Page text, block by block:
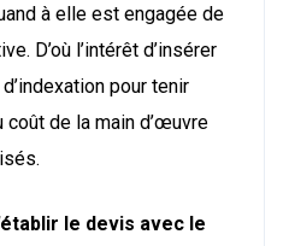
à elle est engagée de
D’où l’intérêt d’insérer
pour tenir
coût de la main d’œuvre
le devis avec le